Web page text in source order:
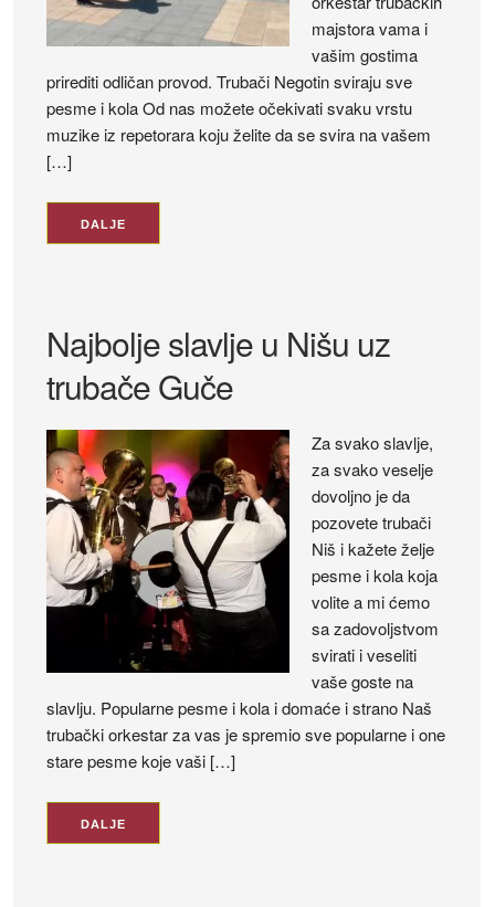
majstora vama i
vašim gostima
prirediti odličan provod. Trubači Negotin sviraju sve
pesme i kola Od nas možete očekivati svaku vrstu
muzike iz repetorara koju želite da se svira na vašem
[…]
DALJE
Najbolje slavlje u Nišu uz
trubače Guče
Za svako slavlje,
za svako veselje
dovoljno je da
pozovete trubači
Niš i kažete želje
pesme i kola koja
volite a mi ćemo
sa zadovoljstvom
svirati i veseliti
vaše goste na
slavlju. Popularne pesme i kola i domaće i strano Naš
trubački orkestar za vas je spremio sve popularne i one
stare pesme koje vaši […]
DALJE